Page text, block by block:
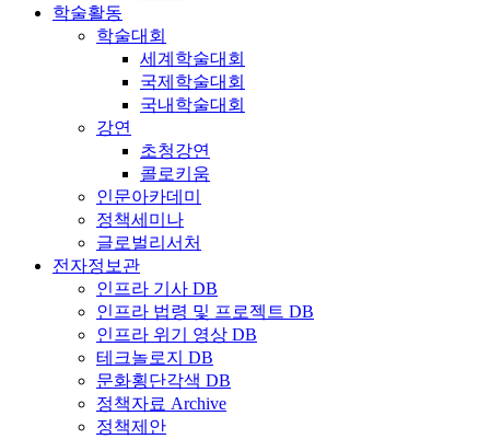
학술활동
학술대회
세계학술대회
국제학술대회
국내학술대회
강연
초청강연
콜로키움
인문아카데미
정책세미나
글로벌리서처
전자정보관
인프라 기사 DB
인프라 법령 및 프로젝트 DB
인프라 위기 영상 DB
테크놀로지 DB
문화횡단각색 DB
정책자료 Archive
정책제안